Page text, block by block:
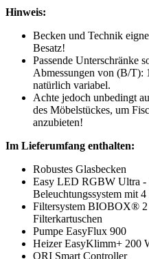
Hinweis:
Becken und Technik
Besatz!
Passende Unterschränke
Abmessungen von (B/T):
natürlich variabel.
Achte jedoch unbedingt
des Möbelstückes, um
anzubieten!
Im Lieferumfang enthalten:
Robustes Glasbecken
Easy LED RGBW Ultra
Beleuchtungssystem mit
Filtersystem BIOBOX®
Filterkartuschen
Pumpe EasyFlux 900
Heizer EasyKlimm+ 200
ORI Smart Controller